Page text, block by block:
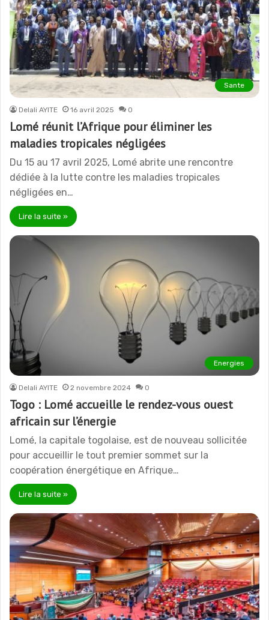
Sante
Delali AYITE 16 avril 2025 0
Lomé réunit l’Afrique pour éliminer les
maladies tropicales négligées
Du 15 au 17 avril 2025, Lomé abrite une rencontre
dédiée à la lutte contre les maladies tropicales
négligées en…
Lire la suite »
Energies
Delali AYITE 2 novembre 2024 0
Togo : Lomé accueille le rendez-vous ouest
africain sur l’énergie
Lomé, la capitale togolaise, est de nouveau sollicitée
pour accueillir le tout premier sommet sur la
coopération énergétique en Afrique…
Lire la suite »